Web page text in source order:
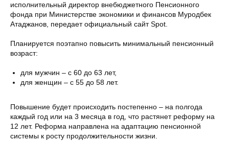
исполнительный директор внебюджетного Пенсионного
фонда при Министерстве экономики и финансов Муродбек
Атаджанов, передает официальный сайт Spot.
Планируется поэтапно повысить минимальный пенсионный
возраст:
для мужчин – с 60 до 63 лет,
для женщин – с 55 до 58 лет.
Повышение будет происходить постепенно – на полгода
каждый год или на 3 месяца в год, что растянет реформу на
12 лет. Реформа направлена на адаптацию пенсионной
системы к росту продолжительности жизни.